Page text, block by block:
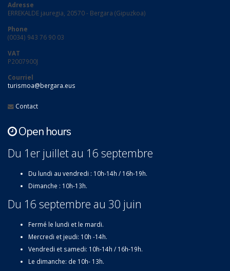
Adresse
ERREKALDE jauregia, 20570 - Bergara (Gipuzkoa)
Phone
(0034) 943 76 90 03
VAT
P2007900J
Courriel
turismoa@bergara.eus
Contact
Open hours
Du 1er juillet au 16 septembre
Du lundi au vendredi : 10h-14h / 16h-19h.
Dimanche : 10h-13h.
Du 16 septembre au 30 juin
Fermé le lundi et le mardi.
Mercredi et jeudi: 10h -14h.
Vendredi et samedi: 10h-14h / 16h-19h.
Le dimanche: de 10h- 13h.